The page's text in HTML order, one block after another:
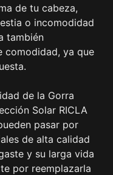
de tu cabeza,
o incomodidad
también
comodidad, ya que
de la Gorra
Solar RICLA
pasar por
de alta calidad
y su larga vida
por reemplazarla